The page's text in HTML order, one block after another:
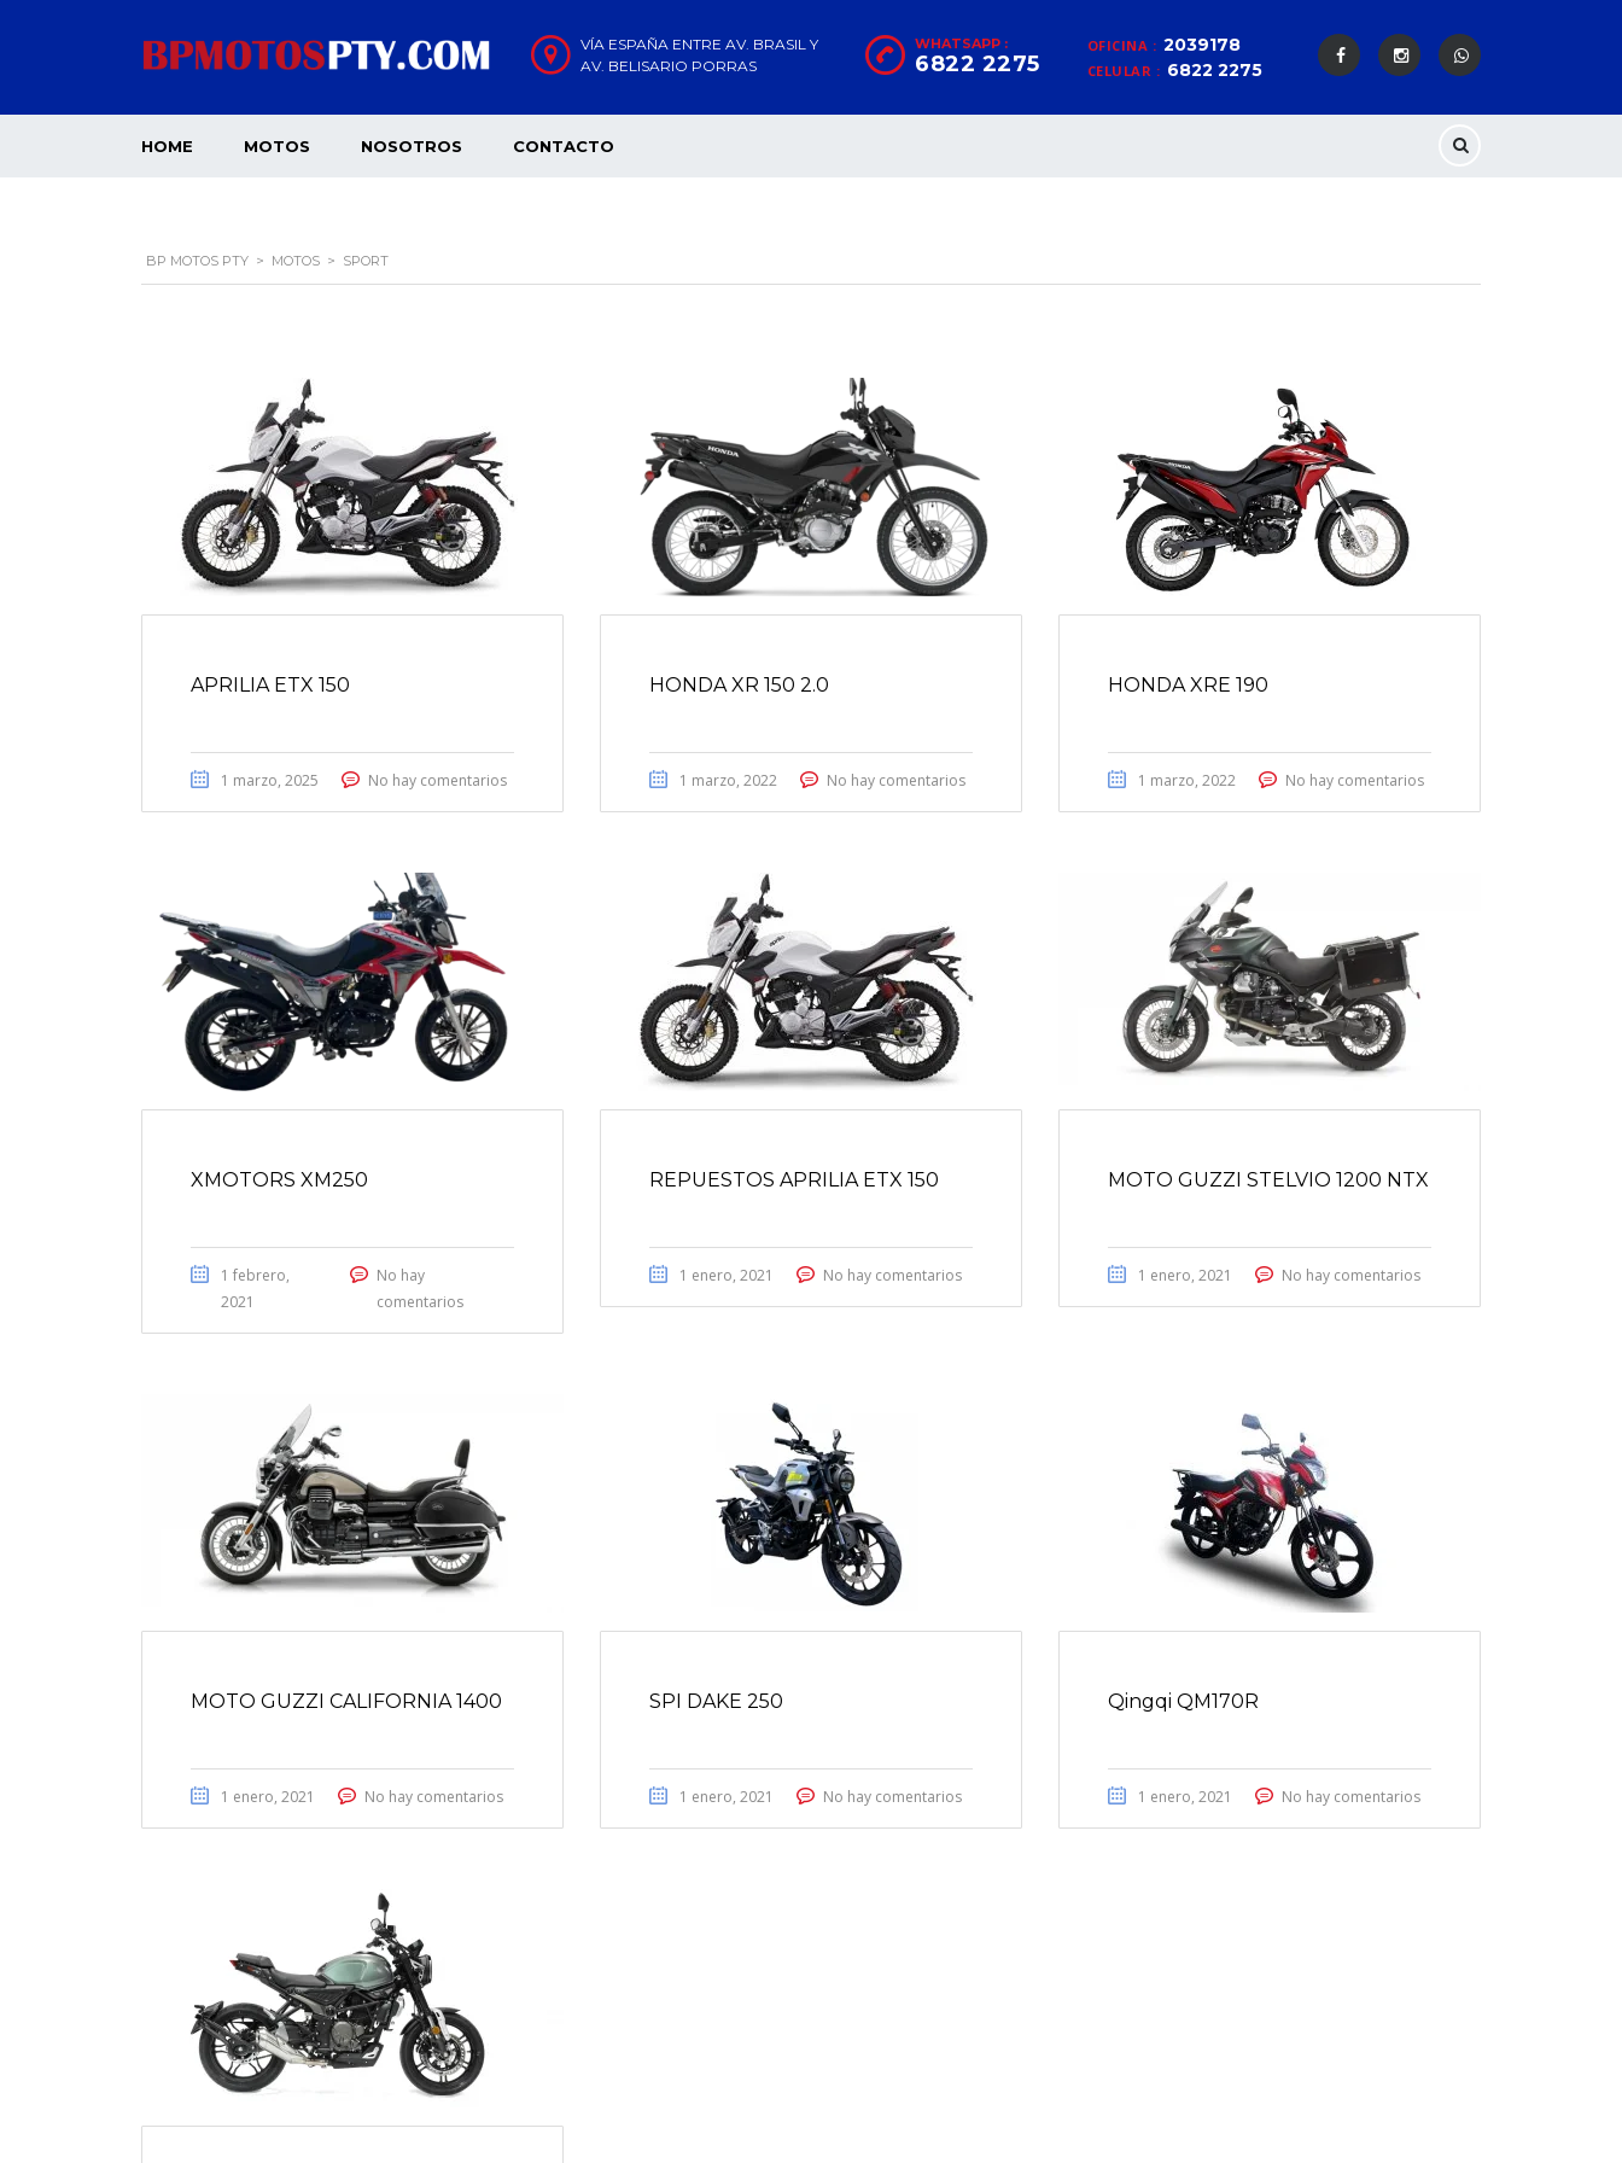
OFICINA : 2039178
CELULAR : 6822 2275
WHATSAPP :
6822 2275
VÍA ESPAÑA ENTRE AV. BRASIL Y
AV. BELISARIO PORRAS
HOME MOTOS NOSOTROS CONTACTO
BP MOTOS PTY > MOTOS > SPORT
APRILIA ETX 150
1 marzo, 2025 No hay comentarios
HONDA XR 150 2.0
1 marzo, 2022 No hay comentarios
HONDA XRE 190
1 marzo, 2022 No hay comentarios
XMOTORS XM250
1 febrero,
2021
No hay
comentarios
REPUESTOS APRILIA ETX 150
1 enero, 2021 No hay comentarios
MOTO GUZZI STELVIO 1200 NTX
1 enero, 2021 No hay comentarios
MOTO GUZZI CALIFORNIA 1400
1 enero, 2021 No hay comentarios
SPI DAKE 250
1 enero, 2021 No hay comentarios
Qingqi QM170R
1 enero, 2021 No hay comentarios